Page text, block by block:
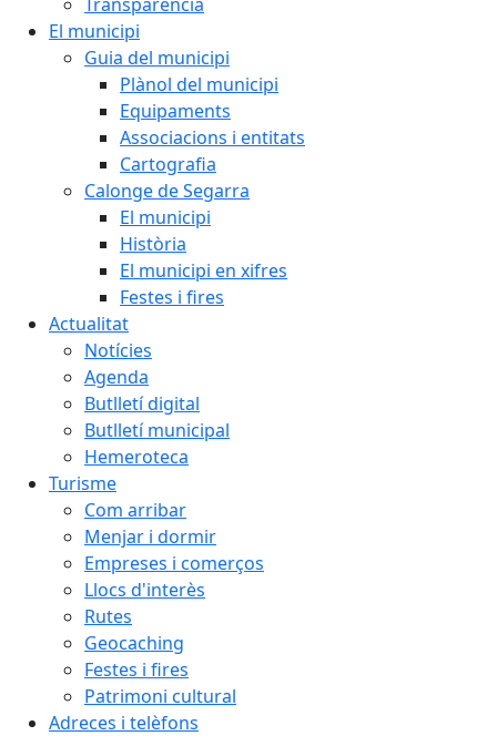
El municipi
Guia del municipi
Plànol del municipi
Equipaments
Associacions i entitats
Cartografia
Calonge de Segarra
El municipi
Història
El municipi en xifres
Festes i fires
Actualitat
Notícies
Agenda
Butlletí digital
Butlletí municipal
Hemeroteca
Turisme
Com arribar
Menjar i dormir
Empreses i comerços
Llocs d'interès
Rutes
Geocaching
Festes i fires
Patrimoni cultural
Adreces i telèfons